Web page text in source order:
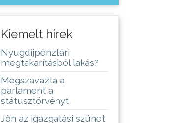
Kiemelt hírek
Nyugdíjpénztári
megtakarításból lakás?
Megszavazta a
parlament a
státusztörvényt
Jön az igazgatási szünet